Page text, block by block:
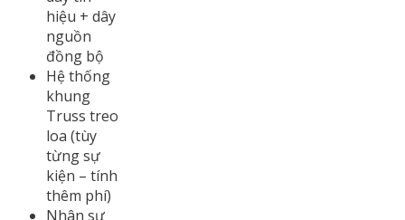
hiệu + dây
nguồn
đồng bộ
Hệ thống
khung
Truss treo
loa (tùy
từng sự
kiện – tính
thêm phí)
Nhân sự